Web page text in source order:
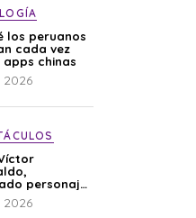
los peruanos
cada vez
apps chinas
2026
personaje
y
de Shirley
2026